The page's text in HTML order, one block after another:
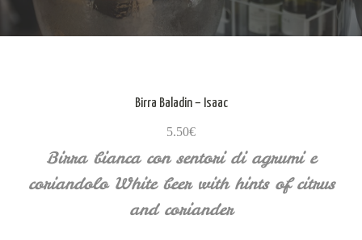
Birra Baladin – Isaac
5.50€
Birra bianca con sentori di agrumi e
coriandolo White beer with hints of citrus
and coriander